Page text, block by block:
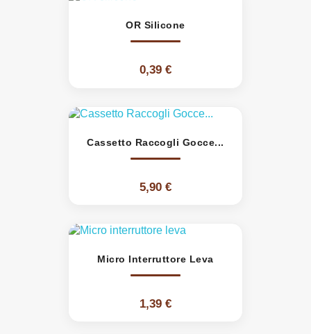
OR Silicone
0,39 €
Cassetto Raccogli Gocce...
5,90 €
Micro Interruttore Leva
1,39 €